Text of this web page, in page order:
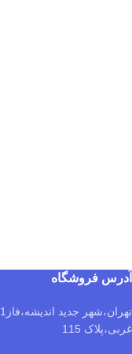
آدرس فروشگاه
غربی،پلاک 115